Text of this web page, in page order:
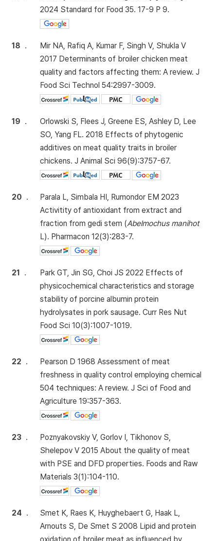
2024 Standard for Food 35. 17-9 P 9.
18 .
Mir NA, Rafiq A, Kumar F, Singh V, Shukla V
2017 Determinants of broiler chicken meat
quality and factors affecting them: A review. J
Food Sci Technol 54:2997-3009.
19 .
Orlowski S, Flees J, Greene ES, Ashley D, Lee
SO, Yang FL. 2018 Effects of phytogenic
additives on meat quality traits in broiler
chickens. J Animal Sci 96(9):3757-67.
20 .
Parala L, Simbala HI, Rumondor EM 2023
Activitity of antioxidant from extract and
fraction from gedi stem (Abelmochus manihot
L). Pharmacon 12(3):283-7.
21 .
Park GT, Jin SG, Choi JS 2022 Effects of
physicochemical characteristics and storage
stability of porcine albumin protein
hydrolysates in pork sausage. Curr Res Nut
Food Sci 10(3):1007-1019.
22 .
Pearson D 1968 Assessment of meat
freshness in quality control employing chemical
504 techniques: A review. J Sci of Food and
Agriculture 19:357-363.
23 .
Poznyakovskiy V, Gorlov I, Tikhonov S,
Shelepov V 2015 About the quality of meat
with PSE and DFD properties. Foods and Raw
Materials 3(1):104-110.
24 .
Smet K, Raes K, Huyghebaert G, Haak L,
Arnouts S, De Smet S 2008 Lipid and protein